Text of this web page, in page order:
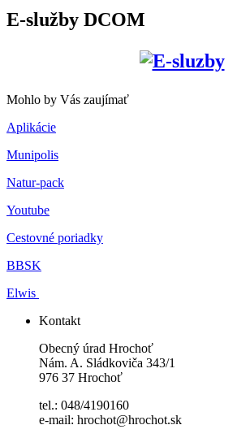
E-služby DCOM
Mohlo by Vás zaujímať
Aplikácie
Munipolis
Natur-pack
Youtube
Cestovné poriadky
BBSK
Elwis
Kontakt
Obecný úrad Hrochoť
Nám. A. Sládkoviča 343/1
976 37 Hrochoť
tel.: 048/4190160
e-mail: hrochot@hrochot.sk